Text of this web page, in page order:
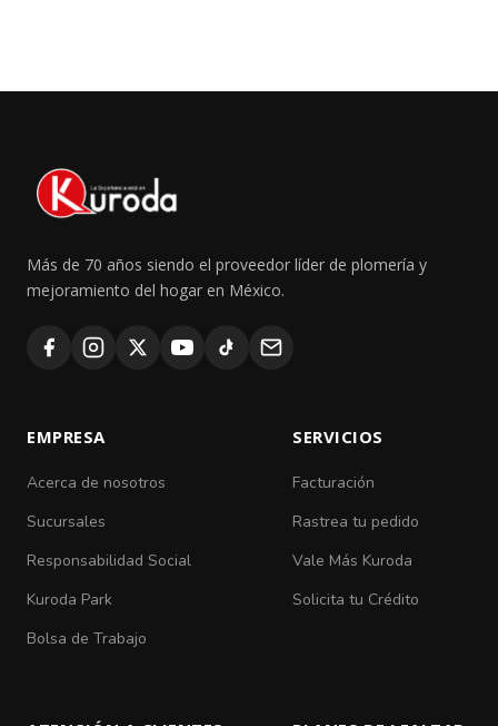
Más de 70 años siendo el proveedor líder de plomería y
mejoramiento del hogar en México.
EMPRESA
Acerca de nosotros
Sucursales
Responsabilidad Social
Kuroda Park
Bolsa de Trabajo
SERVICIOS
Facturación
Rastrea tu pedido
Vale Más Kuroda
Solicita tu Crédito